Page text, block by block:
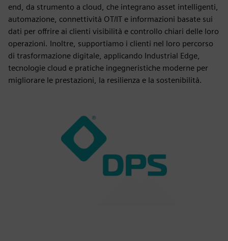
end, da strumento a cloud, che integrano asset intelligenti,
automazione, connettività OT/IT e informazioni basate sui
dati per offrire ai clienti visibilità e controllo chiari delle loro
operazioni. Inoltre, supportiamo i clienti nel loro percorso
di trasformazione digitale, applicando Industrial Edge,
tecnologie cloud e pratiche ingegneristiche moderne per
migliorare le prestazioni, la resilienza e la sostenibilità.